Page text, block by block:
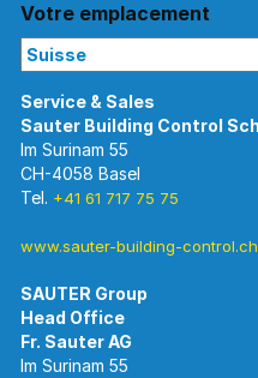
Votre emplacement
Im Surinam 55
CH-4058 Basel
Tel. +41 61 717 75 75
www.sauter-building-control.ch
SAUTER Group
Head Office
Im Surinam 55